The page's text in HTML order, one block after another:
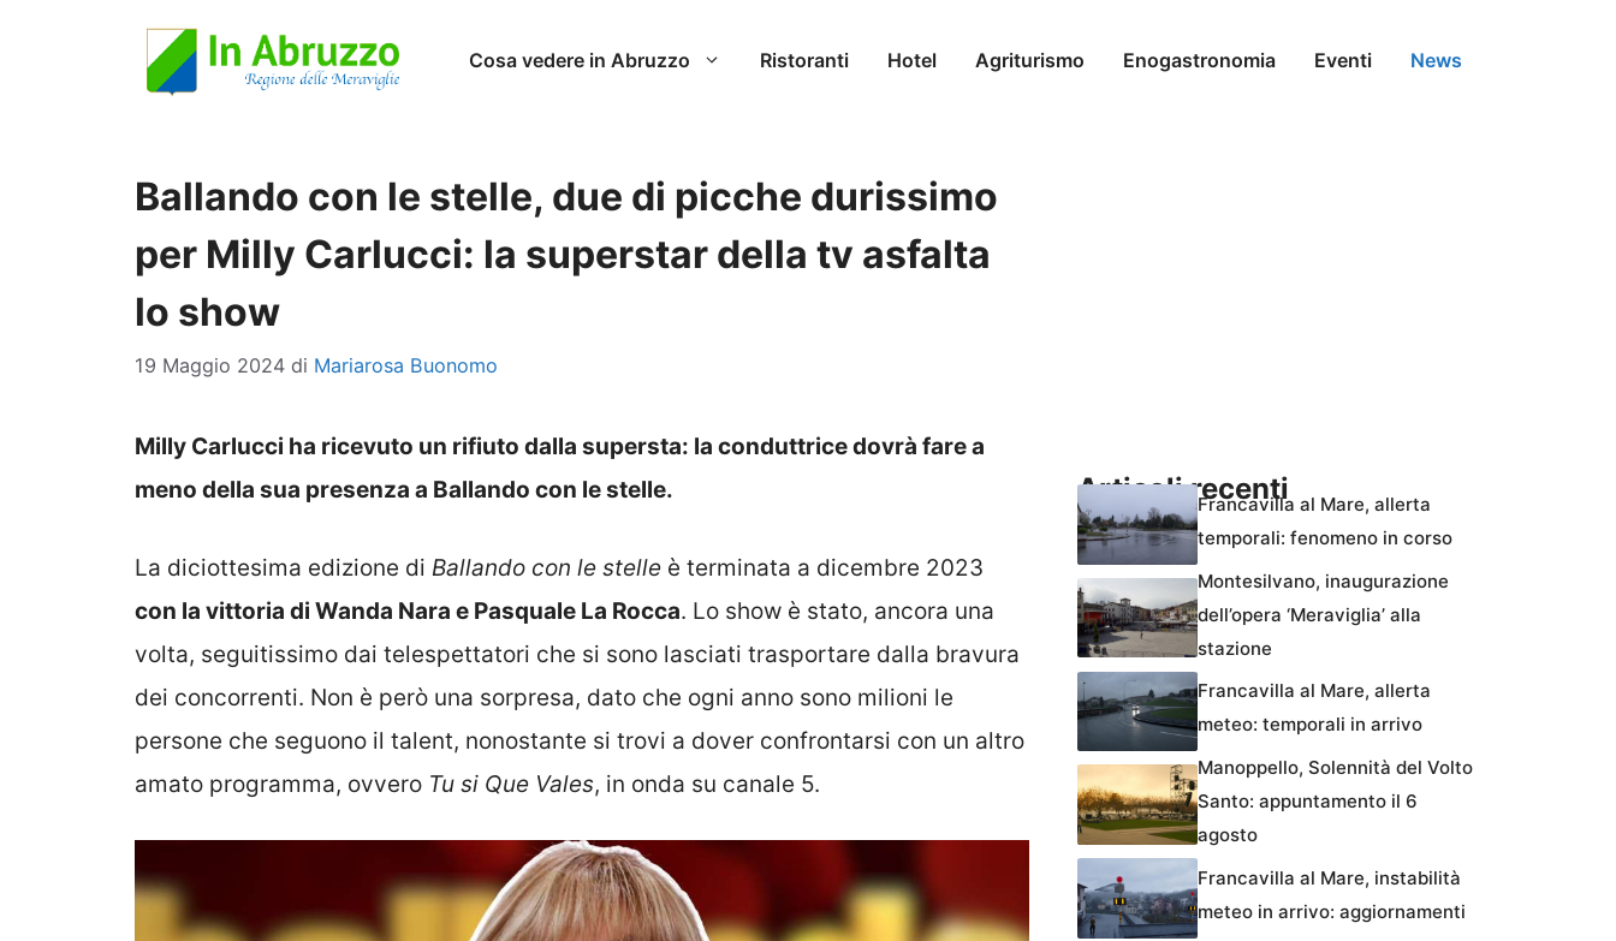
Cosa vedere in Abruzzo Ristoranti Hotel Agriturismo Enogastronomia Eventi News
Ballando con le stelle, due di picche durissimo
per Milly Carlucci: la superstar della tv asfalta
lo show
19 Maggio 2024 di Mariarosa Buonomo
Milly Carlucci ha ricevuto un rifiuto dalla supersta: la conduttrice dovrà fare a
meno della sua presenza a Ballando con le stelle.
La diciottesima edizione di Ballando con le stelle è terminata a dicembre 2023
con la vittoria di Wanda Nara e Pasquale La Rocca. Lo show è stato, ancora una
volta, seguitissimo dai telespettatori che si sono lasciati trasportare dalla bravura
dei concorrenti. Non è però una sorpresa, dato che ogni anno sono milioni le
persone che seguono il talent, nonostante si trovi a dover confrontarsi con un altro
amato programma, ovvero Tu si Que Vales, in onda su canale 5.
Articoli recentiFrancavilla al Mare, allerta
temporali: fenomeno in corso
Montesilvano, inaugurazione
dell’opera ‘Meraviglia’ alla
stazione
Francavilla al Mare, allerta
meteo: temporali in arrivo
Manoppello, Solennità del Volto
Santo: appuntamento il 6
agosto
Francavilla al Mare, instabilità
meteo in arrivo: aggiornamenti